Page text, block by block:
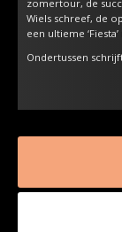
zomertour, de
Wiels schreef, de
een ultieme
Ondertussen